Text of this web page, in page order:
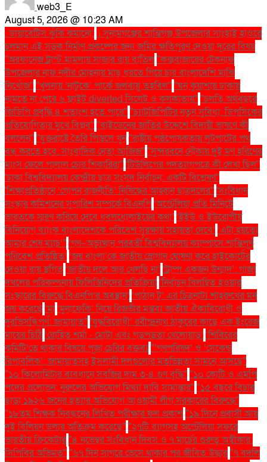
web3_E
August 5, 2026 @ 10:23 AM
. ডায়াবেটিস ঝুঁকি কমানো: । সুনামগঞ্জের শান্তিগঞ্জ উপজেলার সাংহাই হাওরে
চলমান এই সড়ক নির্মাণ প্রকল্পের জন্য জমির ক্ষতিপূরণ দেওয়া দূরের বিষয়
''অরফানেজ ট্রাস্ট মামলায় সাজার রায় বাতিল''কক্সবাজারের টেকনাফ
উপজেলার নাফ নদীর মোহনায় মাছ ধরতে গিয়ে চার বাংলাদেশি মাঝি
নিখোঁজ'' ''খুলনায় ‘নাটুকে’ পার্কে জলবায়ু তহবিল'' ''ঘন কুয়াশায় ঢাকায়
নামতে না পেরে ৬ ফ্লাইট diverted সিলেট ও কলকাতায়'' ''চলতি অর্থবছরে
জিডিপি প্রবৃদ্ধি ৪ শতাংশ হতে পারে'' ''চ্যাটজিপিটির নতুন সুবিধা: ডিপসিকের
প্রতিযোগিতার মুখে বিপ্লব'' ''বাইডেনের জাতির উদ্দেশে বিদায়ী ভাষণে কী
বললেন'' ''যুক্তরাষ্ট্রে তৈরি পিস্তলে খুন''রাষ্ট্রীয় পৃষ্ঠপোষকতায় লুটপাটের পথ
বন্ধ করতে হবে: সাংবাদিক নেতা আজিজ" ''সুন্দরবনে নৌকায় দুই মণ হরিণের
মাংস ফেলে পালাল চোর শিকারিরা'' 'টিউলিপের পদত্যাগপত্রে কী লেখা ছিল''
'ঢাকা বিশ্ববিদ্যালয় কেন্দ্রীয় ছাত্র সংসদ নির্বাচন: একটি বিশ্লেষণ''
'শিক্ষাপ্রতিষ্ঠানে ‘গোপন রাজনীতি’ নিষিদ্ধের আহ্বান ছাত্রদলের'' 'সংবিধান
সংস্কার কমিশনের সুপারিশ সম্পর্কে বিএনপি ‘অস্ট্রেলিয়া প্রতি মিনিটে
ভারতকে স্মরণ করিয়ে দেবে ধবলধোলাইয়ের কথা’ ‘ইইউ ও ইউরোপীয়
বিনিয়োগ ব্যাংক বাংলাদেশকে পরিবেশ সুরক্ষায় সহায়তা দেবে’ ‘এটা হয়তো
আমার শেষ ম্যাচ’" ‘গণ–অভ্যুত্থান পরবর্তী বিশ্ববিদ্যালয় ক্যাম্পাসে শান্তিপূর্ণ
পরিবেশ প্রতিষ্ঠিত’ ‘জয় বাংলা’কে জাতীয় স্লোগান ঘোষণা করে হাইকোর্টের
দেওয়া রায় স্থগিত ‘জাতীয় দলে আর খেলছি না’ ‘ট্রাম্প একজন উন্মাদ’: গাজা
দখলের পরিকল্পনায় ফিলিস্তিনিদের প্রতিক্রিয়া ‘নির্বাচন বিলম্বিত হওয়ার
সংস্কারের বিরুদ্ধে বিএনপি’র অবস্থান’ ‘পাঠান টু’ এর চিত্রনাট্য শাহরুখের মন
জয় করেছে ‘মা ‘মুনাফেকি’ নিয়ে রিজভীর মন্তব্য জাতীয় ঐক্যবিরোধী ও
দুরভিসন্ধিপূর্ণ: জামায়াত" ‘যুদ্ধবিরোধী’ রবীন্দ্রনাথ ঠাকুরের কাছে এক ইংরেজ
মায়ের চিঠি ‘রোহিত শর্মা - মোটা এবং গড়পড়তা খেলোয়াড়’ ‘শিবিরের
কমিটি’তে থাকার বিষয়ে পূজা চেরির বক্তব্য"‘গণপরিষদ’ ও ‘সেকেন্ড
রিপাবলিক’: জামায়াতসহ ইসলামী দলগুলোর মতভিন্নতা সামনে আসছে"
"১০ কিলোমিটার ব্যবধানে সবজির দাম ৩-৪ গুণ বৃদ্ধি" "১০ কোটি ও এমপি
পদের প্রলোভন: নুরুলের অভিযোগ মিথ্যা দাবি সামান্তার" "১৫ বছরে বিচার
ছাড়া ১৯২৬ জনের হত্যার অভিযোগ আওয়ামী লীগ সরকারের বিরুদ্ধে"
"১৮তম শিক্ষক নিবন্ধনের লিখিত পরীক্ষার ফল প্রকাশ"১৯ দিনে প্রবাসী আয়
দুই বিলিয়ন ডলার অতিক্রম করেছে" "২৭টি ব্যাগসহ অস্ট্রেলিয়া সফরে
ভারতীয় ক্রিকেটার"৪ নভেম্বর সংবিধান দিবস ও ৭ মার্চের গুরুত্ব অস্বীকার:
সিপিবির অভিমত" "৬৭ দিন সাগরে ভেসে থাকার পর জীবিত উদ্ধার"৭ বদলি